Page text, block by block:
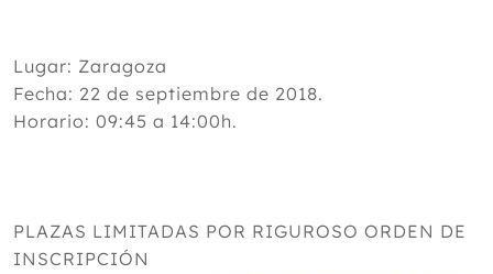
Lugar: Zaragoza
Fecha: 22 de septiembre de 2018.
Horario: 09:45 a 14:00h.
PLAZAS LIMITADAS POR RIGUROSO ORDEN DE
INSCRIPCIÓN